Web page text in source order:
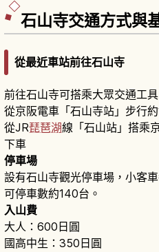
石山寺交通方式與
從最近車站前往石山寺
前往石山寺可搭乘大眾交通工具
從京阪電車「石山寺站」步行
從JR琵琶湖線「石山站」搭乘
下車
停車場
設有石山寺觀光停車場，小客
可停車數約140台。
入山費
大人：600日圓
國高中生：350日圓